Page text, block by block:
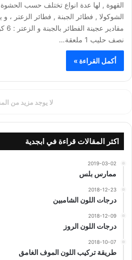
القهوة , لها عدة انواع تختلف حسب
الشوكولا , فطائر الجبنة , فطائر الزعتر ،
نصف حليب 1 ملعقة…
أكمل القراءة »
لا يوجد مزيد من
اكثر المقالات قراءة في ابجدية
2019-03-02
ممارس بلس
2018-12-23
درجات اللون الشامبين
2018-12-09
درجات اللون الروز
2018-10-07
طريقة تركيب اللون الموف الغامق